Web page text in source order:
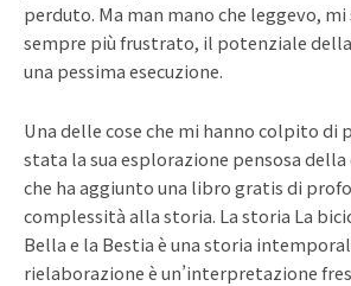
perduto. Ma man mano che leggevo,
sempre più frustrato, il potenziale
una pessima esecuzione.
Una delle cose che mi hanno colpito di
stata la sua esplorazione pensosa
che ha aggiunto una libro gratis di
complessità alla storia. La storia La
Bella e la Bestia è una storia
rielaborazione è un’interpretazione